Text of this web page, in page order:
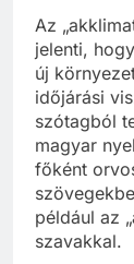
Az
jelenti,
új
időjárási
szótagból
magyar
főként
például az
szavakkal.